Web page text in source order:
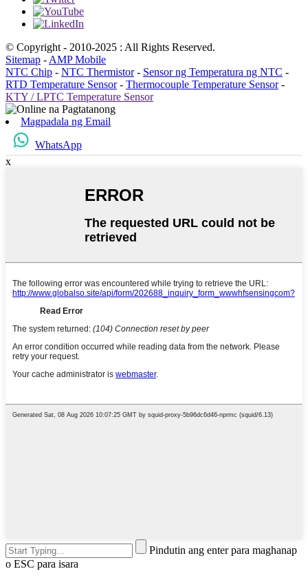
© Copyright - 2010-2025 : All Rights Reserved.
Sitemap - AMP Mobile
NTC Chip - NTC Thermistor- Sensor ng Temperatura ng NTC -
RTD Temperature Sensor- Thermocouple Temperature Sensor-
KTY / LPTC Temperature Sensor
Magpadala ng Email
WhatsApp
x
Pindutin ang enter para maghanap
o ESC para isara